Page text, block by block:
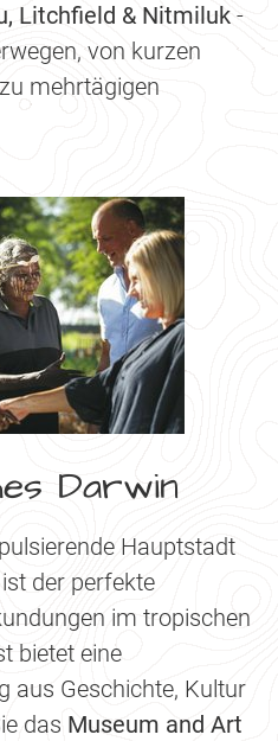
Litchfield & Nitmiluk -
von kurzen
mehrtägigen
Darwin
Hauptstadt
der perfekte
im tropischen
bietet eine
aus Geschichte, Kultur
das Museum and Art